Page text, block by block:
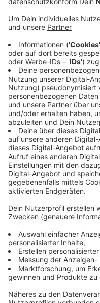
vorne zu blicken und
Solidarität rund um die
Fokus zu rücken.
"Dieses Gefühl und
gesehen haben,
aus welchem
alle waren hier,
ich glaube, dass
vor vorhanden ist.
kommt, dann hält
hat mich sehr stolz
Am Donnerstagabend
noch einen
und eine Andacht an
Der Programmablauf
12 Uhr auf dem
Opladen
Auf dem NaturGut